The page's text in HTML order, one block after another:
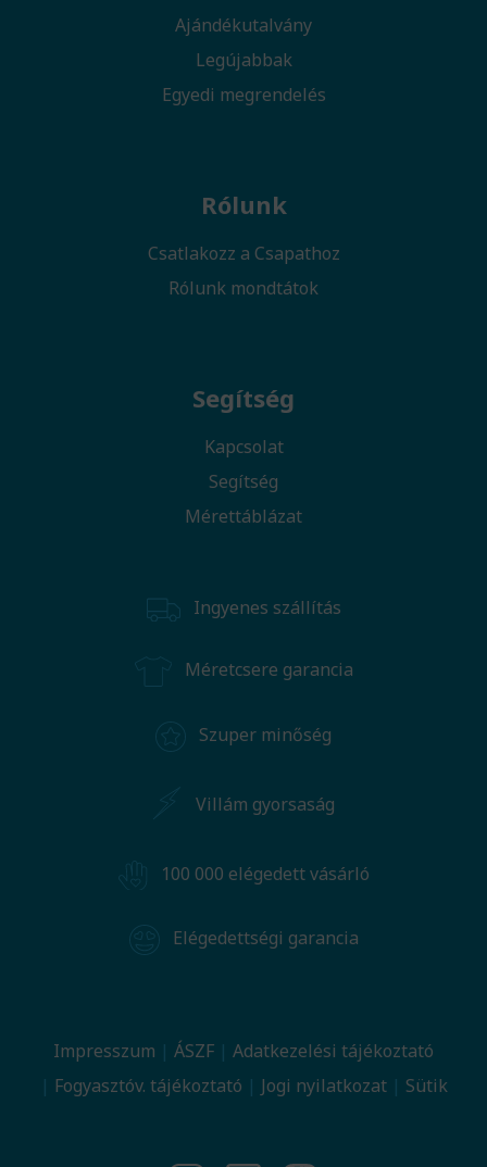
Ajándékutalvány
Legújabbak
Egyedi megrendelés
Rólunk
Csatlakozz a Csapathoz
Rólunk mondtátok
Segítség
Kapcsolat
Segítség
Mérettáblázat
Ingyenes szállítás
Méretcsere garancia
Szuper minőség
Villám gyorsaság
100 000 elégedett vásárló
Elégedettségi garancia
Impresszum ÁSZF
Adatkezelési tájékoztató
Fogyasztóv. tájékoztató
Jogi nyilatkozat Sütik